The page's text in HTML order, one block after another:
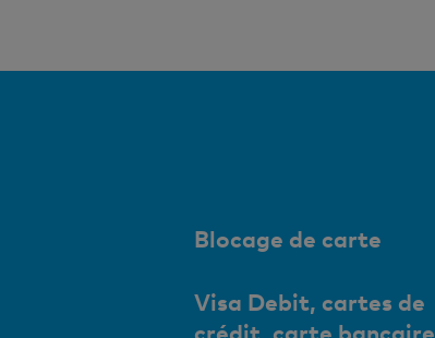
Blocage de carte
Visa Debit, cartes de